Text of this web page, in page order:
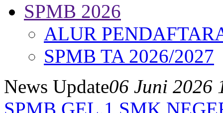
SPMB 2026
ALUR
SPMB TA 2026/2027
News Update06 Juni